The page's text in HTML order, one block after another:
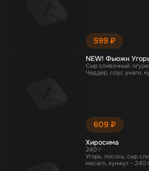
599 ₽
NEW! Фьюжн
Сыр сливочный,
Чеддер, соус унаги,
609 ₽
Хиросима
240 г
Угорь, лосось, сыр
масаго, кунжут - 240